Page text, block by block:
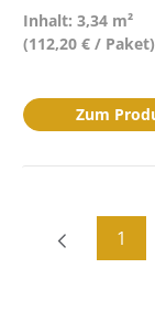
Inhalt: 3,34 m²
(112,20 € / Paket)
Zum
1